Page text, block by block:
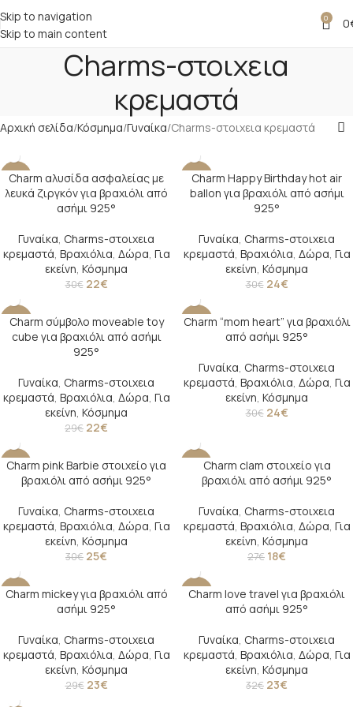
Skip to navigation
Skip to main content
0 0
Charms-στοιχεια
κρεμαστά
Αρχική σελίδα Κόσμημα Γυναίκα Charms-στοιχεια κρεμαστά
-27%
Charm αλυσίδα ασφαλείας με
λευκά ζιργκόν για βραχιόλι από
ασήμι 925°
Γυναίκα, Charms-στοιχεια
κρεμαστά, Βραχιόλια, Δώρα, Για
εκείνη, Κόσμημα
30€ 22€
-20%
Charm Happy Birthday hot air
ballon για βραχιόλι από ασήμι
925°
Γυναίκα, Charms-στοιχεια
κρεμαστά, Βραχιόλια, Δώρα, Για
εκείνη, Κόσμημα
30€ 24€
-24%
Charm σύμβολο moveable toy
cube για βραχιόλι από ασήμι
925°
Γυναίκα, Charms-στοιχεια
κρεμαστά, Βραχιόλια, Δώρα, Για
εκείνη, Κόσμημα
29€ 22€
-20%
Charm “mom heart” για βραχιόλι
από ασήμι 925°
Γυναίκα, Charms-στοιχεια
κρεμαστά, Βραχιόλια, Δώρα, Για
εκείνη, Κόσμημα
30€ 24€
-17%
Charm pink Barbie στοιχείο για
βραχιόλι από ασήμι 925°
Γυναίκα, Charms-στοιχεια
κρεμαστά, Βραχιόλια, Δώρα, Για
εκείνη, Κόσμημα
30€ 25€
-33%Charm clam στοιχείο για
βραχιόλι από ασήμι 925°
Γυναίκα, Charms-στοιχεια
κρεμαστά, Βραχιόλια, Δώρα, Για
εκείνη, Κόσμημα
27€ 18€
-21%
Charm mickey για βραχιόλι από
ασήμι 925°
Γυναίκα, Charms-στοιχεια
κρεμαστά, Βραχιόλια, Δώρα, Για
εκείνη, Κόσμημα
29€ 23€
-28%
Charm love travel για βραχιόλι
από ασήμι 925°
Γυναίκα, Charms-στοιχεια
κρεμαστά, Βραχιόλια, Δώρα, Για
εκείνη, Κόσμημα
32€ 23€